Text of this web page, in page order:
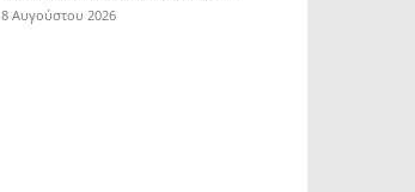
8 Αυγούστου 2026